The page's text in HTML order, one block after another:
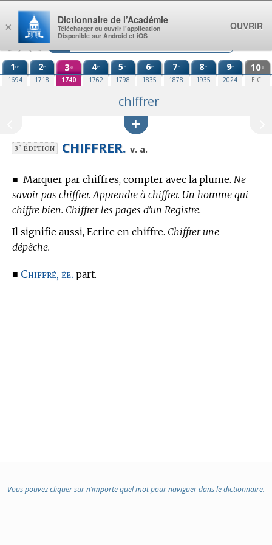
Aller au contenu
1re
1694
2e
1718
3e
1740
4e
1762
5e
1798
6e
1835
7e
1878
8e
1935
9e
2024
10e
E.C.
chiffrer
3eÉDITION CHIFFRER. v. a.
■ Marquer par chiffres, compter avec la plume. Ne
savoir pas chiffrer. Apprendre à chiffrer. Un homme qui
chiffre bien. Chiffrer les pages d’un Registre.
Il signifie aussi, Ecrire en chiffre. Chiffrer une
dépêche.
■ Chiffré, ée. part.
Vous pouvez cliquer sur n’importe quel mot pour naviguer dans le dictionnaire.
×
Dictionnaire de l’Académie
Télécharger ou ouvrir l’application
Disponible sur Android et iOS
OUVRIR